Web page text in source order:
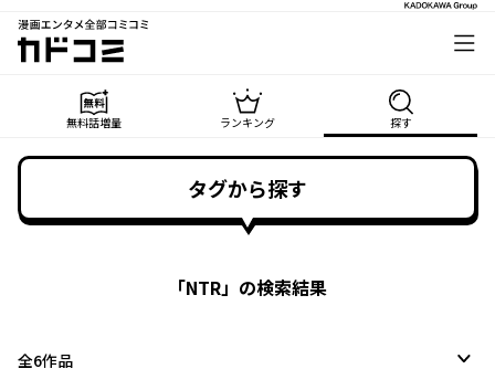
漫画エンタメ全部コミコミ
カドコミ
無料話増量 ランキング 探す
タグから探す
「NTR」の検索結果
全6作品